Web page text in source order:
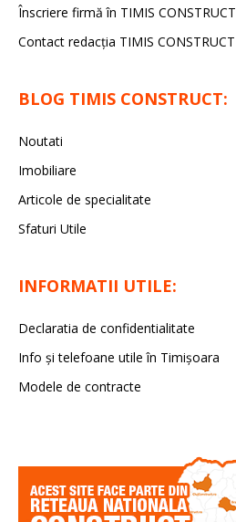
Înscriere firmă în TIMIS CONSTRUCT
Contact redacția TIMIS CONSTRUCT
BLOG TIMIS CONSTRUCT:
Noutati
Imobiliare
Articole de specialitate
Sfaturi Utile
INFORMATII UTILE:
Declaratia de confidentialitate
Info și telefoane utile în Timișoara
Modele de contracte